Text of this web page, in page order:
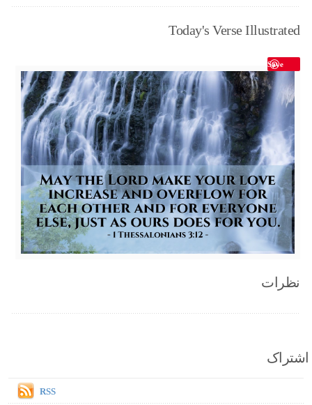
Today's Verse Illustrated
Save
نظرات
اشتراک
RSS